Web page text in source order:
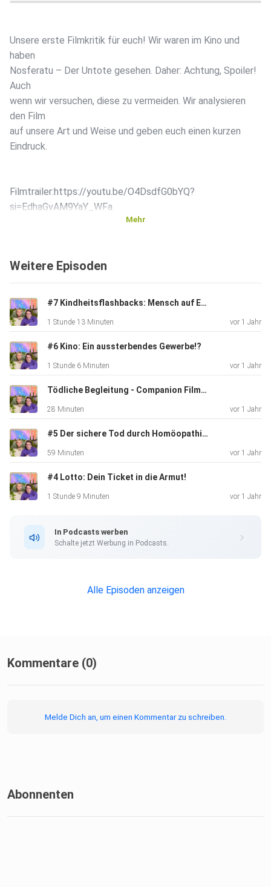
Unsere erste Filmkritik für euch! Wir waren im Kino und
haben
Nosferatu – Der Untote gesehen. Daher: Achtung, Spoiler! ️
Auch
wenn wir versuchen, diese zu vermeiden. Wir analysieren
den Film
auf unsere Art und Weise und geben euch einen kurzen
Eindruck.
Filmtrailer:https://youtu.be/O4DsdfG0bYQ?
si=EdhaGvAM9YaY_WFa
Mehr
Weitere Episoden
#7 Kindheitsflashbacks: Mensch auf Erden! 🛝
1 Stunde 13 Minuten vor 1 Jahr
#6 Kino: Ein aussterbendes Gewerbe!?
1 Stunde 6 Minuten vor 1 Jahr
Tödliche Begleitung - Companion Filmkritik | Aus’m FF 2.0
28 Minuten vor 1 Jahr
#5 Der sichere Tod durch Homöopathie?
59 Minuten vor 1 Jahr
#4 Lotto: Dein Ticket in die Armut!
1 Stunde 9 Minuten vor 1 Jahr
In Podcasts werben
Schalte jetzt Werbung in Podcasts.
Alle Episoden anzeigen
Kommentare (0)
Melde Dich an, um einen Kommentar zu schreiben.
Abonnenten